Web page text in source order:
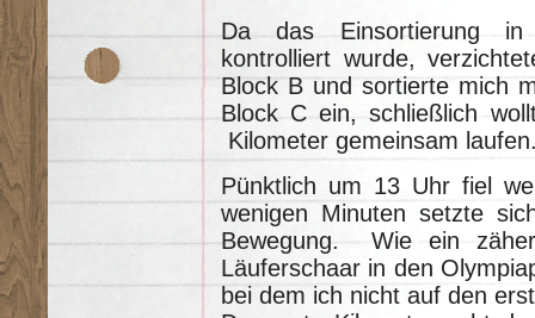
Da das Einsortierung in
kontrolliert wurde,
Block B und sortierte mich
Block C ein, schließlich
Kilometer gemeinsam
Pünktlich um 13 Uhr fiel
wenigen Minuten setzte
Bewegung. Wie ein
Läuferschaar in den
bei dem ich nicht auf den